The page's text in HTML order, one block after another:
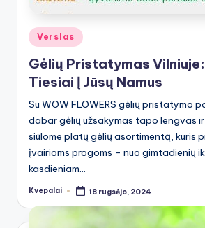
Posted
in
Verslas
Gėlių Pristatymas
Tiesiai Į Jūsų Namus
Su WOW FLOWERS gėlių pristatymo
dabar gėlių užsakymas tapo lengvas
siūlome platų gėlių asortimentą, kuris
įvairioms progoms – nuo gimtadienių
kasdieniam…
Posted
Kvepalai 18 rugsėjo, 2024